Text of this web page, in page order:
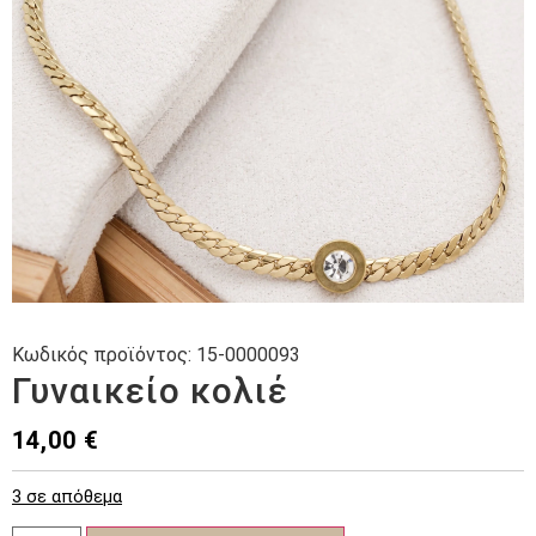
Γυναικείο κολιέ
14,00 €
3 σε απόθεμα
Κωδικός προϊόντος: 15-0000093